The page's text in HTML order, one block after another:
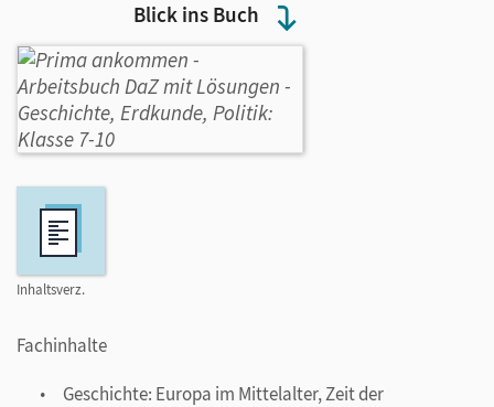
Blick ins Buch
Inhaltsverz.
Fachinhalte
Geschichte: Europa im Mittelalter, Zeit der